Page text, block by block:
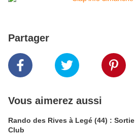
Partager
Vous aimerez aussi
Rando des Rives à Legé (44) : Sortie
Club